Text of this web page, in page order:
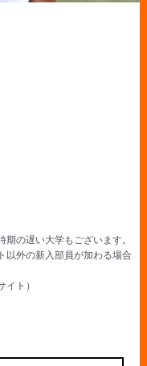
の遅い大学もございます。
以外の新入部員が加わる場合
ト）